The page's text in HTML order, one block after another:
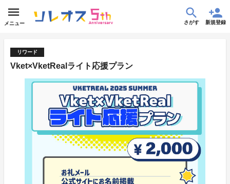
メニュー さがす 新規登録
リワード
Vket×VketRealライト応援プラン